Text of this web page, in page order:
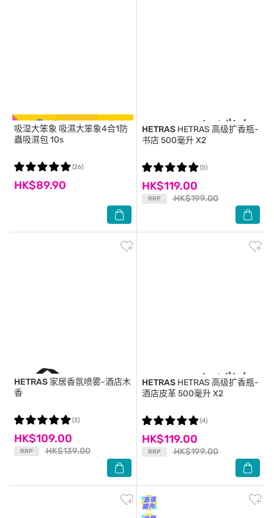
吸湿大笨象 吸濕大笨象4合1防
蟲吸濕包 10s
HK$89.90
(26)
HETRAS HETRAS 高级扩香瓶-
书店 500毫升 X2
HK$119.00
RRP HK$199.00
(5)
HETRAS 家居香氛喷雾-酒店木
香
HK$109.00
RRP HK$139.00
(3)
HETRAS HETRAS 高级扩香瓶-
酒店皮革 500毫升 X2
HK$119.00
RRP HK$199.00
(4)